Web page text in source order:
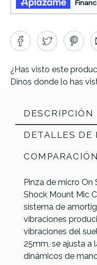
¿Has visto este
Dinos donde lo has
DESCRIPCIÓN
DETALLES DE
Pinza de micro On
Shock Mount Mic
sistema de
vibraciones
vibraciones del
25mm, se ajusta a
dinámicos de